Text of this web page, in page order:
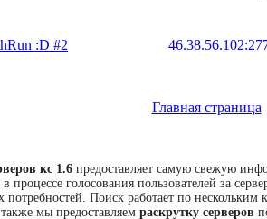
:D #2
Главная страница
кс 1.6 предоставляет самую свежую
процессе голосования пользователей за
потребностей. Поиск работает по
мы предоставляем раскрутку серверов